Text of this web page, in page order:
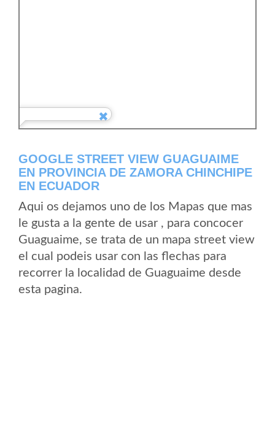
GOOGLE STREET VIEW GUAGUAIME
EN PROVINCIA DE ZAMORA CHINCHIPE
EN ECUADOR
Aqui os dejamos uno de los Mapas que mas
le gusta a la gente de usar , para concocer
Guaguaime, se trata de un mapa street view
el cual podeis usar con las flechas para
recorrer la localidad de Guaguaime desde
esta pagina.